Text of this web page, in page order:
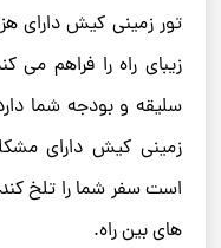
تور زمینی کیش دارای
زیبای راه را فراهم
سلیقه و بودجه شما
زمینی کیش دارای
است سفر شما را تلخ
‌های بین راه.